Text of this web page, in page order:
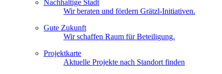
Nachhaltige Stadt
Wir beraten und fördern Grätzl-Initiativen.
Gute Zukunft
Wir schaffen Raum für Beteiligung.
Projektkarte
Aktuelle Projekte nach Standort finden